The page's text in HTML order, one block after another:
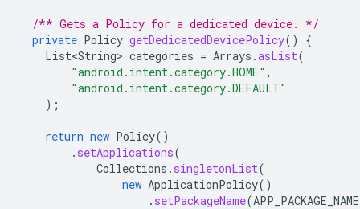
/** Gets a Policy for a dedicated device. */
private Policy getDedicatedDevicePolicy()
{
List<String> categories = Arrays .asList(
"android.intent.category.HOME" ,
"android.intent.category.DEFAULT"
);
return new Policy()
. setApplications(
Collections . singletonList(
new ApplicationPolicy()
. setPackageName(APP_PACKAGE_NAME